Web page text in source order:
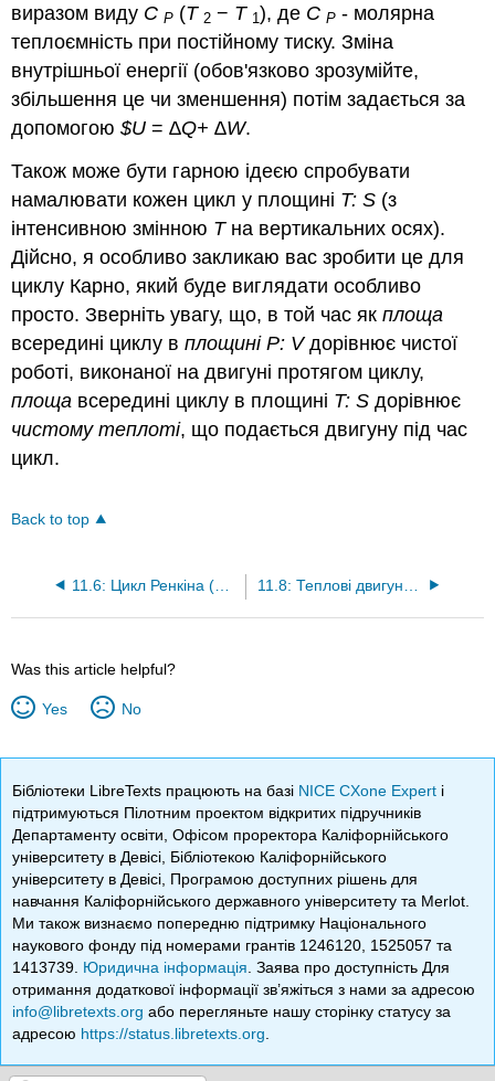
виразом виду C P (T 2 − T 1), де C P - молярна
теплоємність при постійному тиску. Зміна
внутрішньої енергії (обов'язково зрозумійте,
збільшення це чи зменшення) потім задається за
допомогою$U =∆Q+ ∆W.
Також може бути гарною ідеєю спробувати
намалювати кожен цикл у площині T: S (з
інтенсивною змінною Tна вертикальних осях).
Дійсно, я особливо закликаю вас зробити це для
циклу Карно, який буде виглядати особливо
просто. Зверніть увагу, що, в той час якплоща
всередині циклу вплощині P: Vдорівнює чистої
роботі, виконаної на двигуні протягом циклу,
площа всередині циклу в площині T: S дорівнює
чистому теплоті, що подається двигуну під час
цикл.
Back to top
11.6: Цикл Ренкіна (Паровий двигун)
Was this article helpful?
Yes No
Бібліотеки LibreTexts працюють на базі NICE CXone Expert і
підтримуються Пілотним проектом відкритих підручників
Департаменту освіти, Офісом проректора Каліфорнійського
університету в Девісі, Бібліотекою Каліфорнійського
університету в Девісі, Програмою доступних рішень для
навчання Каліфорнійського державного університету та Merlot.
Ми також визнаємо попередню підтримку Національного
наукового фонду під номерами грантів 1246120, 1525057 та
1413739. Юридична інформація . Заява про доступність Для
отримання додаткової інформації зв’яжіться з нами за адресою
info@libretexts.org або перегляньте нашу сторінку статусу за
адресою https://status.libretexts.org